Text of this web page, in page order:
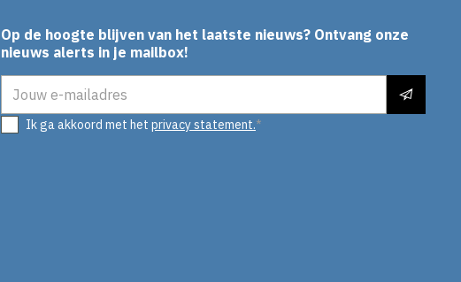
Op de hoogte blijven van het laatste nieuws? Ontvang onze
nieuws alerts in je mailbox!
Ik ga akkoord met het privacy statement.